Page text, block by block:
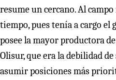
resume un cercano. Al
tiempo, pues tenía a cargo el
posee la mayor productora
Olisur, que era la debilidad
asumir posiciones más